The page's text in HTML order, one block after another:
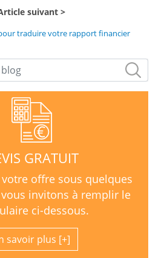
suivant
traduire votre rapport financier
GRATUIT
offre sous quelques
invitons à remplir le
ci-dessous.
savoir plus